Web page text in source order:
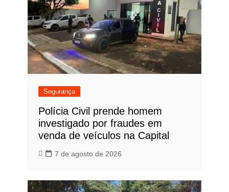
Segurança
Polícia Civil prende homem
investigado por fraudes em
venda de veículos na Capital
7 de agosto de 2026